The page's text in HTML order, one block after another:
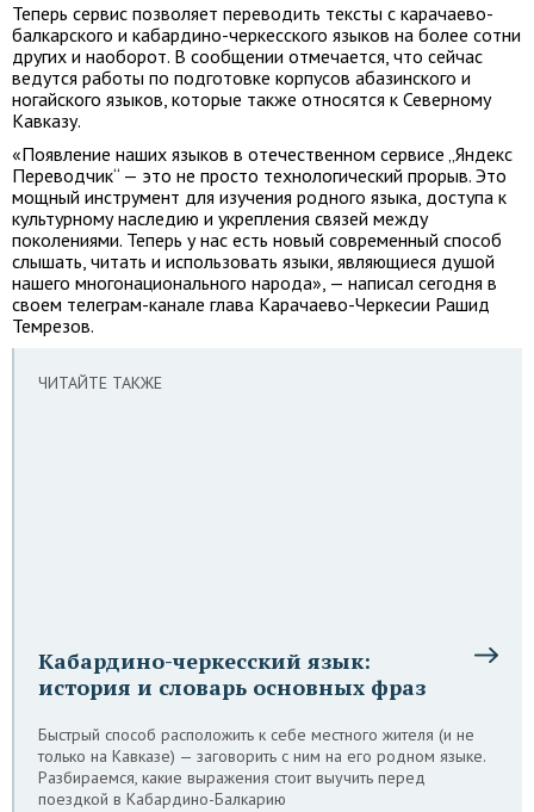
Теперь сервис позволяет переводить тексты с карачаево-
балкарского и кабардино-черкесского языков на более сотни
других и наоборот. В сообщении отмечается, что сейчас
ведутся работы по подготовке корпусов абазинского и
ногайского языков, которые также относятся к Северному
Кавказу.
«Появление наших языков в отечественном сервисе „Яндекс
Переводчик“ — это не просто технологический прорыв. Это
мощный инструмент для изучения родного языка, доступа к
культурному наследию и укрепления связей между
поколениями. Теперь у нас есть новый современный способ
слышать, читать и использовать языки, являющиеся душой
нашего многонационального народа», — написал сегодня в
своем телеграм-канале глава Карачаево-Черкесии Рашид
Темрезов.
ЧИТАЙТЕ ТАКЖЕ
Кабардино-черкесский язык:
история и словарь основных фраз
Быстрый способ расположить к себе местного жителя (и не
только на Кавказе) — заговорить с ним на его родном языке.
Разбираемся, какие выражения стоит выучить перед
поездкой в Кабардино-Балкарию